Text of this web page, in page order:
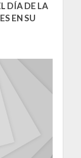
DÍA DE LA
EN SU